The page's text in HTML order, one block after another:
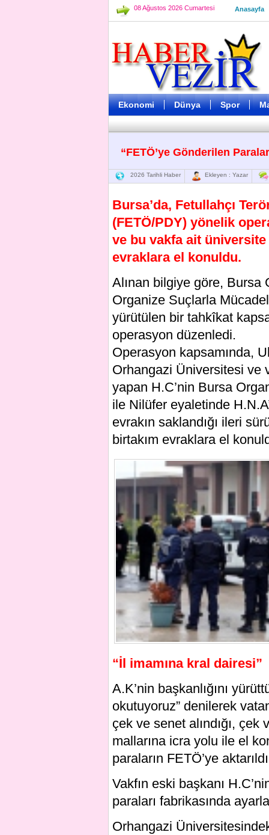
08 Ağustos 2026 Cumartesi Anasayfa
Ekonomi Dünya Spor
“FETÖ’ye Gönderilen
2026 Tarihli Haber Ekleyen : Yazar
Bursa’da, Fetullahçı
(FETÖ/PDY) yönelik
ve bu vakfa ait üniversite
evraklara el konuldu.
Alınan bilgiye göre, Bursa
Organize Suçlarla
yürütülen bir tahkîkat
operasyon düzenledi.
Operasyon kapsamında,
Orhangazi Üniversitesi ve
yapan H.C’nin Bursa
ile Nilüfer eyaletinde
evrakın saklandığı ileri
birtakım evraklara el
“İl imamına kral dairesi”
A.K’nin başkanlığını
okutuyoruz” denilerek
çek ve senet alındığı,
mallarına icra yolu ile el
paraların FETÖ’ye
Vakfın eski başkanı
paraları fabrikasında
Orhangazi